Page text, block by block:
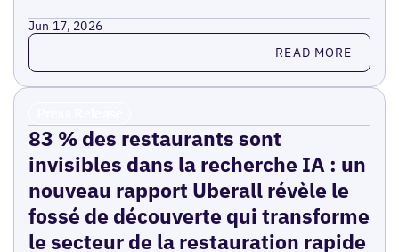
Jun 17, 2026
Read more READ MORE
83 % des restaurants sont
invisibles dans la recherche IA : un
nouveau rapport Uberall révèle le
fossé de découverte qui transforme
le secteur de la restauration rapide